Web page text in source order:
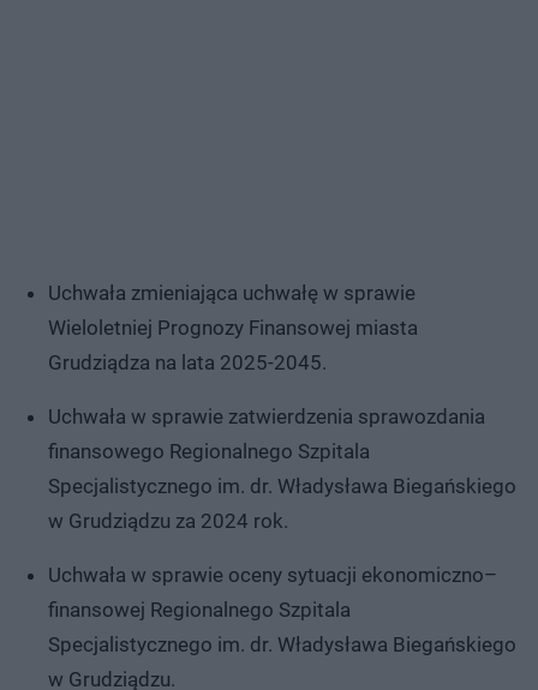
Uchwała zmieniająca uchwałę w sprawie
Wieloletniej Prognozy Finansowej miasta
Grudziądza na lata 2025-2045.
Uchwała w sprawie zatwierdzenia sprawozdania
finansowego Regionalnego Szpitala
Specjalistycznego im. dr. Władysława Biegańskiego
w Grudziądzu za 2024 rok.
Uchwała w sprawie oceny sytuacji ekonomiczno–
finansowej Regionalnego Szpitala
Specjalistycznego im. dr. Władysława Biegańskiego
w Grudziądzu.